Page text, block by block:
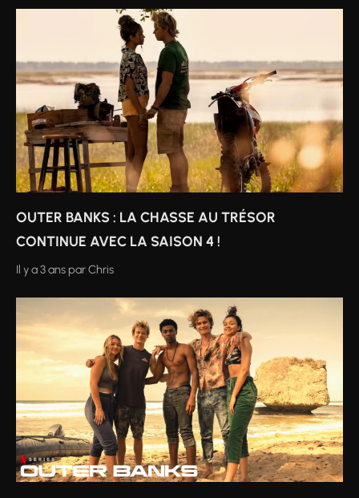
OUTER BANKS : LA CHASSE AU TRÉSOR
CONTINUE AVEC LA SAISON 4 !
Il y a 3 ans parChris